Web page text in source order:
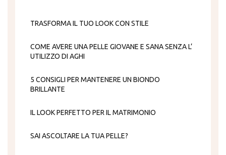
TRASFORMA IL TUO LOOK CON STILE
COME AVERE UNA PELLE GIOVANE E SANA SENZA L’
UTILIZZO DI AGHI
5 CONSIGLI PER MANTENERE UN BIONDO
BRILLANTE
IL LOOK PERFETTO PER IL MATRIMONIO
SAI ASCOLTARE LA TUA PELLE?